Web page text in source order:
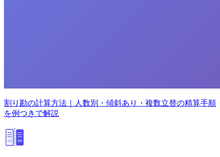
割り勘の計算方法｜人数別・傾斜あり・複数立替の精算手順
を例つきで解説